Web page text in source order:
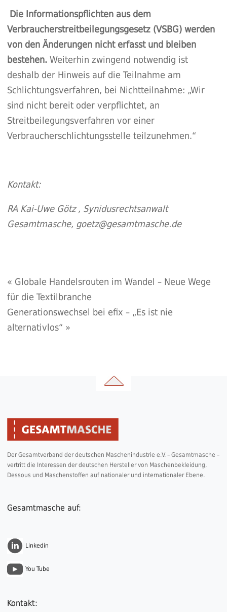
Die Informationspflichten aus dem
Verbraucherstreitbeilegungsgesetz (VSBG) werden
von den Änderungen nicht erfasst und bleiben
bestehen.Weiterhin zwingend notwendig ist
deshalb der Hinweis auf die Teilnahme am
Schlichtungsverfahren, bei Nichtteilnahme: „Wir
sind nicht bereit oder verpflichtet, an
Streitbeilegungsverfahren vor einer
Verbraucherschlichtungsstelle teilzunehmen.“
Kontakt:
RA Kai-Uwe Götz , Synidusrechtsanwalt
Gesamtmasche, goetz@gesamtmasche.de
« Globale Handelsrouten im Wandel – Neue Wege
für die Textilbranche
Generationswechsel bei efix – „Es ist nie
alternativlos“ »
Der Gesamtverband der deutschen Maschenindustrie e.V. – Gesamtmasche –
vertritt die Interessen der deutschen Hersteller von Maschenbekleidung,
Dessous und Maschenstoffen auf nationaler und internationaler Ebene.
Gesamtmasche auf:
Linkedin
You Tube
Kontakt: